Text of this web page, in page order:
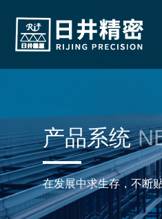
产品系统
在发展中求生存，不断